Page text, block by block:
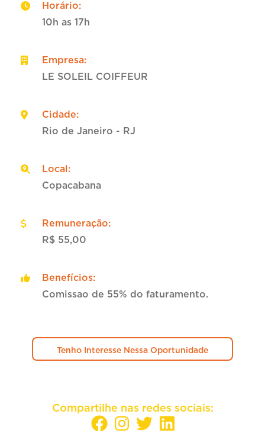
Horário:
10h as 17h
Empresa:
LE SOLEIL COIFFEUR
Cidade:
Rio de Janeiro - RJ
Local:
Copacabana
Remuneração:
R$ 55,00
Benefícios:
Comissao de 55% do faturamento.
Tenho Interesse Nessa Oportunidade
Compartilhe nas redes sociais: